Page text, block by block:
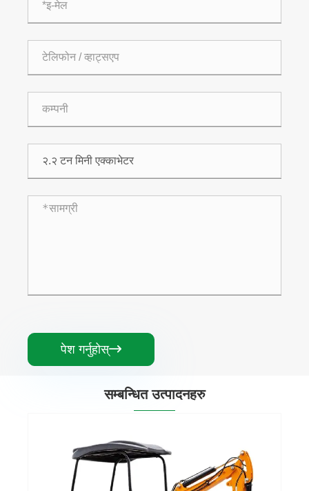
पेश गर्नुहोस्
सम्बन्धित उत्पादनहरु